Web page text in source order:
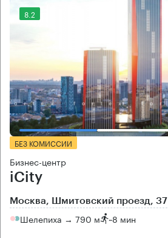
8.2
БЕЗ КОМИССИИ
Бизнес-центр
iCity
Москва, Шмитовский проезд, 37
Шелепиха → 790 м ~8 мин